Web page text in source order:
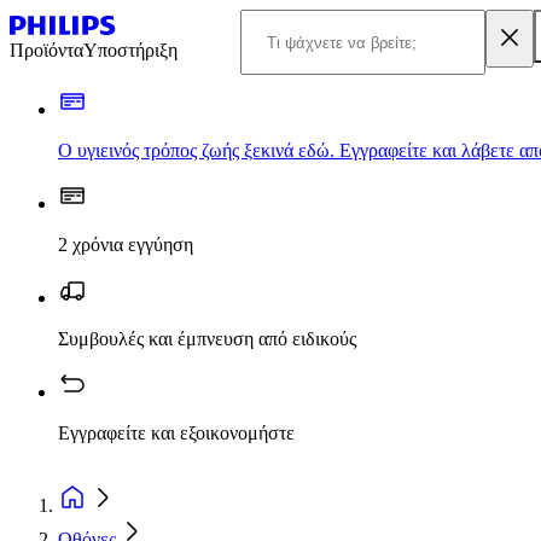
ΠροϊόνταΥποστήριξη
Ο υγιεινός τρόπος ζωής ξεκινά εδώ. Εγγραφείτε και λάβετε
2 χρόνια εγγύηση
Συμβουλές και έμπνευση από ειδικούς
Εγγραφείτε και εξοικονομήστε